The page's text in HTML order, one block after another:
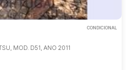
CONDICIONAL
MOD. D51, ANO 2011